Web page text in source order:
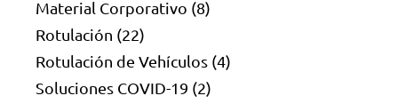
Material Corporativo (8)
Rotulación (22)
Rotulación de Vehículos (4)
Soluciones COVID-19 (2)